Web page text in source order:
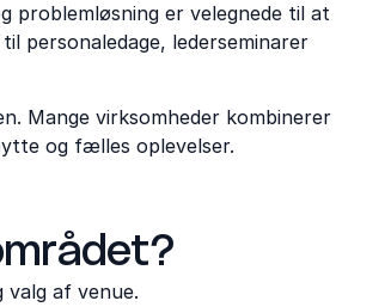
problemløsning er velegnede til at
personaledage, lederseminarer
Mange virksomheder kombinerer
og fælles oplevelser.
af venue.